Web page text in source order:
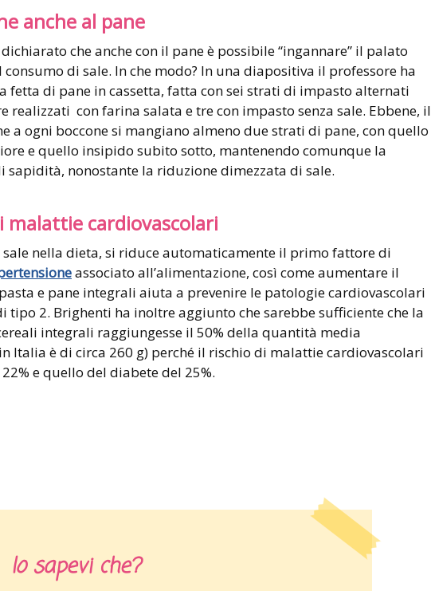
anche al pane
che anche con il pane è possibile “ingannare” il palato
di sale. In che modo? In una diapositiva il professore ha
fetta di pane in cassetta, fatta con sei strati di impasto alternati
realizzati con farina salata e tre con impasto senza sale. Ebbene, il
a ogni boccone si mangiano almeno due strati di pane, con quello
e quello insipido subito sotto, mantenendo comunque la
sapidità, nonostante la riduzione dimezzata di sale.
malattie cardiovascolari
sale nella dieta, si riduce automaticamente il primo fattore di
associato all’alimentazione, così come aumentare il
e pane integrali aiuta a prevenire le patologie cardiovascolari
tipo 2. Brighenti ha inoltre aggiunto che sarebbe sufficiente che la
integrali raggiungesse il 50% della quantità media
Italia è di circa 260 g) perché il rischio di malattie cardiovascolari
e quello del diabete del 25%.
lo sapevi che?